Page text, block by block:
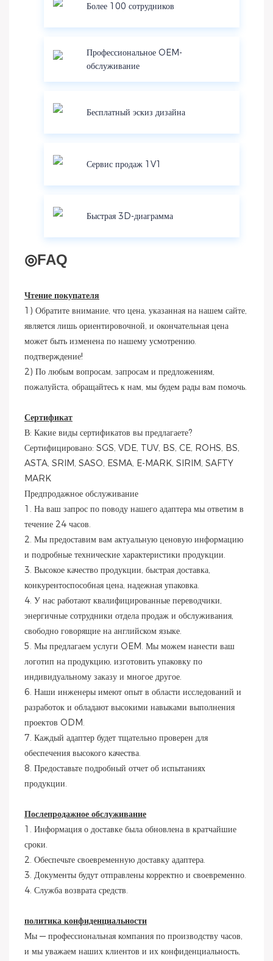
Более 100 сотрудников
Профессиональное OEM-
обслуживание
Бесплатный эскиз дизайна
Сервис продаж 1V1
Быстрая 3D-диаграмма
◎FAQ
Чтение покупателя
1) Обратите внимание, что цена, указанная на нашем сайте,
является лишь ориентировочной, и окончательная цена
может быть изменена по нашему усмотрению.
подтверждение!
2) По любым вопросам, запросам и предложениям,
пожалуйста, обращайтесь к нам, мы будем рады вам помочь.
Сертификат
В: Какие виды сертификатов вы предлагаете?
Сертифицировано: SGS, VDE, TUV, BS, CE, ROHS, BS,
ASTA, SRIM, SASO, ESMA, E-MARK, SIRIM, SAFTY
MARK
Предпродажное обслуживание
1. На ваш запрос по поводу нашего адаптера мы ответим в
течение 24 часов.
2. Мы предоставим вам актуальную ценовую информацию
и подробные технические характеристики продукции.
3. Высокое качество продукции, быстрая доставка,
конкурентоспособная цена, надежная упаковка.
4. У нас работают квалифицированные переводчики,
энергичные сотрудники отдела продаж и обслуживания,
свободно говорящие на английском языке.
5. Мы предлагаем услуги OEM. Мы можем нанести ваш
логотип на продукцию, изготовить упаковку по
индивидуальному заказу и многое другое.
6. Наши инженеры имеют опыт в области исследований и
разработок и обладают высокими навыками выполнения
проектов ODM.
7. Каждый адаптер будет тщательно проверен для
обеспечения высокого качества.
8. Предоставьте подробный отчет об испытаниях
продукции.
Послепродажное обслуживание
1. Информация о доставке была обновлена ​​в кратчайшие
сроки.
2. Обеспечьте своевременную доставку адаптера.
3. Документы будут отправлены корректно и своевременно.
4. Служба возврата средств.
политика конфиденциальности
Мы — профессиональная компания по производству часов,
и мы уважаем наших клиентов и их конфиденциальность,